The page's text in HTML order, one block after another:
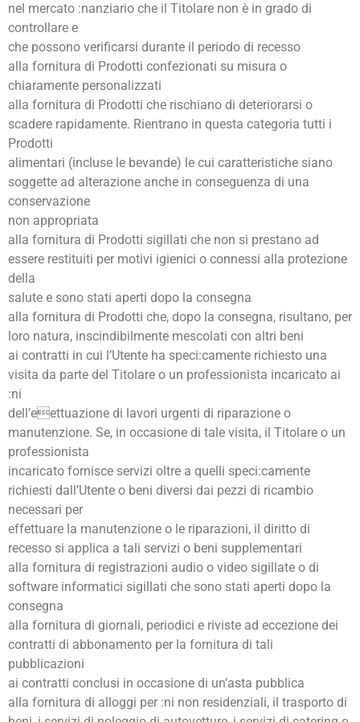
nel mercato :nanziario che il Titolare non è in grado di
controllare e
che possono verificarsi durante il periodo di recesso
alla fornitura di Prodotti confezionati su misura o
chiaramente personalizzati
alla fornitura di Prodotti che rischiano di deteriorarsi o
scadere rapidamente. Rientrano in questa categoria tutti i
Prodotti
alimentari (incluse le bevande) le cui caratteristiche siano
soggette ad alterazione anche in conseguenza di una
conservazione
non appropriata
alla fornitura di Prodotti sigillati che non si prestano ad
essere restituiti per motivi igienici o connessi alla protezione
della
salute e sono stati aperti dopo la consegna
alla fornitura di Prodotti che, dopo la consegna, risultano, per
loro natura, inscindibilmente mescolati con altri beni
ai contratti in cui l’Utente ha speci:camente richiesto una
visita da parte del Titolare o un professionista incaricato ai
:ni
dell’eettuazione di lavori urgenti di riparazione o
manutenzione. Se, in occasione di tale visita, il Titolare o un
professionista
incaricato fornisce servizi oltre a quelli speci:camente
richiesti dall’Utente o beni diversi dai pezzi di ricambio
necessari per
effettuare la manutenzione o le riparazioni, il diritto di
recesso si applica a tali servizi o beni supplementari
alla fornitura di registrazioni audio o video sigillate o di
software informatici sigillati che sono stati aperti dopo la
consegna
alla fornitura di giornali, periodici e riviste ad eccezione dei
contratti di abbonamento per la fornitura di tali
pubblicazioni
ai contratti conclusi in occasione di un’asta pubblica
alla fornitura di alloggi per :ni non residenziali, il trasporto di